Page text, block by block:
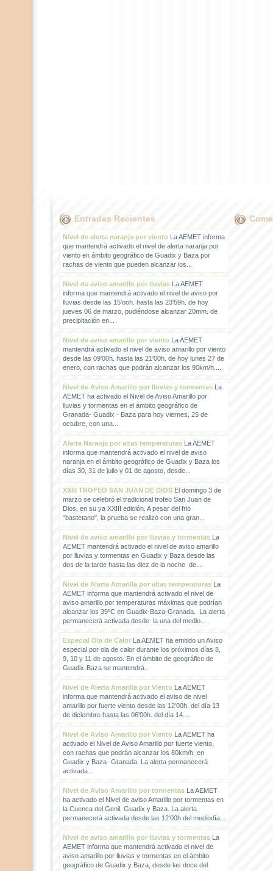
Entradas Recientes
Nivel de alerta naranja por vientoLa AEMET informa
que mantendrá activado el nivel de alerta naranja por
viento en ámbito geográfico de Guadix y Baza por
rachas de viento que pueden alcanzar los...
Nivel de aviso amarillo por lluviasLa AEMET
informa que mantendrá activado el nivel de aviso por
lluvias desde las 15'ooh. hasta las 23'59h. de hoy
jueves 06 de marzo, pudiéndose alcanzar 20mm. de
precipitación en...
Nivel de aviso amarillo por vientoLa AEMET
mantendrá activado el nivel de aviso amarillo por viento
desde las 09'00h. hasta las 21'00h. de hoy lunes 27 de
enero, con rachas que podrán alcanzar los 90km/h....
Nivel de Aviso Amarillo por lluvias y tormentasLa
AEMET ha activado el Nivel de Aviso Amarillo por
lluvias y tormentas en el ámbito geográfico de
Granada- Guadix - Baza para hoy viernes, 25 de
octubre, con una...
Alerta Naranja por altas temperaturasLa AEMET
informa que mantendrá activado el nivel de aviso
naranja en el ámbito geográfico de Guadix y Baza los
días 30, 31 de julio y 01 de agosto, desde...
XXIII TROFEO SAN JUAN DE DIOSEl domingo 3 de
marzo se celebró el tradicional trofeo San Juan de
Dios, en su ya XXIII edición. A pesar del frio
"bastetano", la prueba se realizó con una gran...
Nivel de aviso amarillo por lluvias y tormentasLa
AEMET mantendrá activado el nivel de aviso amarillo
por lluvias y tormentas en Guadix y Baza desde las
dos de la tarde hasta las diez de la noche de...
Nivel de Alerta Amarilla por altas temperaturasLa
AEMET informa que mantendrá activado el nivel de
aviso amarillo por temperaturas máximas que podrían
alcanzar los 39ºC en Guadix-Baza-Granada. La alerta
permanecerá activada desde la una del medio...
Especial Ola de CalorLa AEMET ha emitido un Aviso
especial por ola de calor durante los próximos días 8,
9, 10 y 11 de agosto. En el ámbito de geográfico de
Guadix-Baza se mantendrá...
Nivel de Alerta Amarilla por VientoLa AEMET
informa que mantendrá activado el aviso de nivel
amarillo por fuerte viento desde las 12'00h. del día 13
de diciembre hasta las 06'00h. del día 14....
Nivel de Aviso Amarillo por VientoLa AEMET ha
activado el Nivel de Aviso Amarillo por fuerte viento,
con rachas que podrán alcanzar los 80km/h. en
Guadix y Baza- Granada. La alerta permanecerá
activada...
Nivel de Aviso Amarillo por tormentasLa AEMET
ha activado el Nivel de aviso Amarillo por tormentas en
la Cuenca del Genil, Guadix y Baza. La alerta
permanecerá activada desde las 12'00h del mediodía...
Nivel de aviso amarillo por lluvias y tormentasLa
AEMET informa que mantendrá activado el nivel de
aviso amarillo por lluvias y tormentas en el ámbito
geográfico de Guadix y Baza, desde las doce del